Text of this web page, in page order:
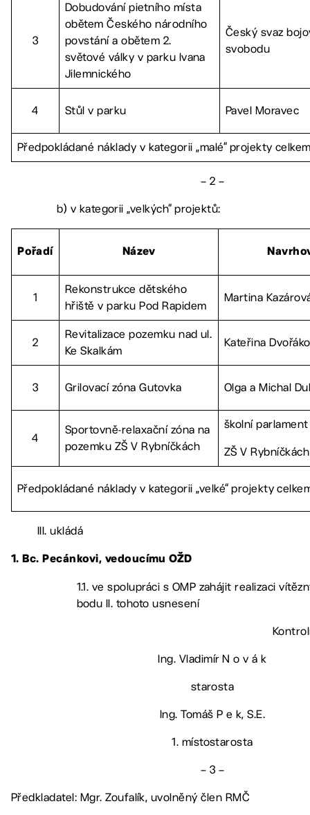
3
Dobudování pietního místa
obětem Českého národního
povstání a obětem 2.
světové války v parku Ivana
Jilemnického
Český svaz
svobodu
4 Stůl v parku Pavel Moravec
Předpokládané náklady v kategorii „malé“ projekty
– 2 –
b) v kategorii „velkých“ projektů:
Pořadí Název
1
Rekonstrukce dětského
hřiště v parku Pod Rapidem
Martina
2
Revitalizace pozemku nad ul.
Ke Skalkám
Kateřina
3 Grilovací zóna Gutovka Olga a Michal
4
Sportovně-relaxační zóna na
pozemku ZŠ V Rybníčkách
školní parlament
ZŠ V Rybníčkách
Předpokládané náklady v kategorii „velké“ projekty
III. ukládá
1. Bc. Pecánkovi, vedoucímu OŽD
1.1. ve spolupráci s OMP zahájit realizaci
bodu II. tohoto usnesení
Ing. Vladimír N o v á k
starosta
Ing. Tomáš P e k, S.E.
1. místostarosta
– 3 –
Předkladatel: Mgr. Zoufalík, uvolněný člen RMČ